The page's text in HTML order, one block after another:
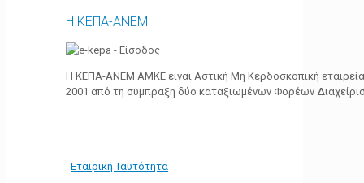
Η ΚΕΠΑ-ΑΝΕΜ
Η ΚΕΠΑ-ΑΝΕΜ ΑΜΚΕ είναι Αστική Μη Κερδοσκοπική
2001 από τη σύμπραξη δύο καταξιωμένων Φορέων
Εταιρική Ταυτότητα